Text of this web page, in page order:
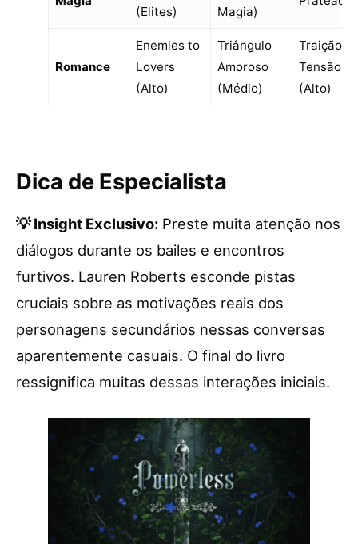
(Elites) Magia)
Romance
Enemies to
Lovers
(Alto)
Triângulo
Amoroso
(Médio)
Traição e
Tensão
(Alto)
Dica de Especialista
💡 Insight Exclusivo: Preste muita atenção nos
diálogos durante os bailes e encontros
furtivos. Lauren Roberts esconde pistas
cruciais sobre as motivações reais dos
personagens secundários nessas conversas
aparentemente casuais. O final do livro
ressignifica muitas dessas interações iniciais.